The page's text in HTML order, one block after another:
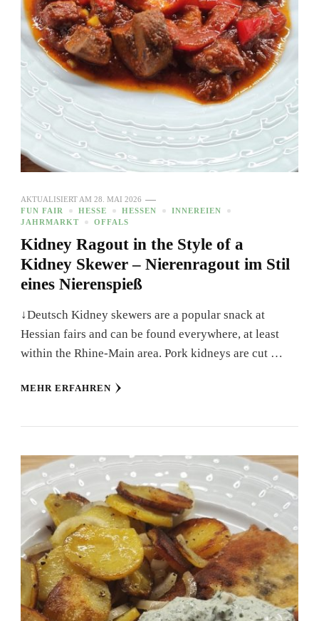
AKTUALISIERT AM 28. MAI 2026
FUN FAIR
HESSE HESSEN
INNEREIEN
JAHRMARKT
OFFALS
Kidney Ragout in the Style of a
Kidney Skewer – Nierenragout im Stil
eines Nierenspieß
↓Deutsch Kidney skewers are a popular snack at
Hessian fairs and can be found everywhere, at least
within the Rhine-Main area. Pork kidneys are cut …
MEHR ERFAHREN